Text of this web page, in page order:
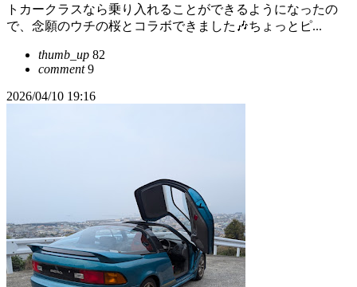
トカークラスなら乗り入れることができるようになったの
で、念願のウチの桜とコラボできました🎶ちょっとピ...
thumb_up 82
comment9
2026/04/10 19:16